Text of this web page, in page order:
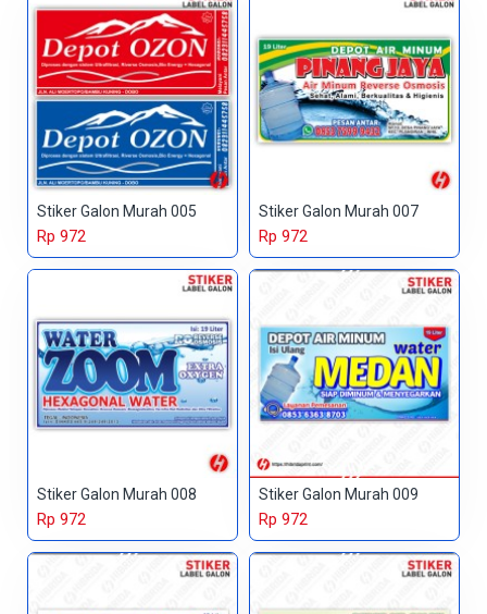
Stiker Galon Murah 005
Rp 972
Stiker Galon Murah 007
Rp 972
Stiker Galon Murah 008
Rp 972
Stiker Galon Murah 009
Rp 972